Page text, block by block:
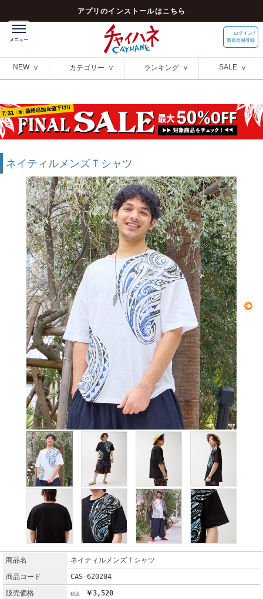
アプリのインストールはこちら
ログイン /
新規会員登録
NEW カテゴリー ランキング SALE
ネイティルメンズＴシャツ
商品名
ネイティルメンズＴシャツ
商品コード
CAS-620204
販売価格
￥3,520